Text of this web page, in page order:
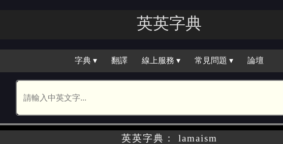
英英字典
字典 ▾ 翻譯 線上服務 ▾ 常見問題 ▾ 論壇
英英字典： lamaism